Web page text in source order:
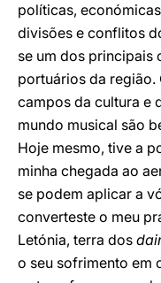
políticas,
divisões e conflitos
se um dos principais
portuários da região.
campos da cultura e
mundo musical são
Hoje mesmo, tive a
minha chegada ao
se podem aplicar a
converteste o meu
Letónia, terra dos
o seu sofrimento em